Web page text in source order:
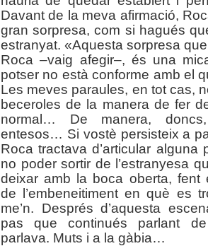
Davant de la meva afirmació,
gran sorpresa, com si hagués
estranyat. «Aquesta sorpresa
Roca –vaig afegir–, és una
potser no està conforme amb el
Les meves paraules, en tot cas,
beceroles de la manera de fer
normal… De manera,
entesos… Si vostè persisteix a
Roca tractava d’articular alguna
no poder sortir de l’estranyesa
deixar amb la boca oberta, fent
de l’embeneitiment en què es
me’n. Després d’aquesta
pas que continués parlant
parlava. Muts i a la gàbia…